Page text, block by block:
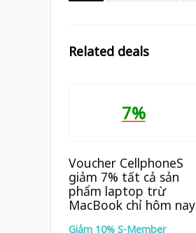
Related deals
7%
Voucher CellphoneS
giảm 7% tất cả sản
phẩm laptop trừ
MacBook chỉ hôm nay
Giảm 10% S-Member